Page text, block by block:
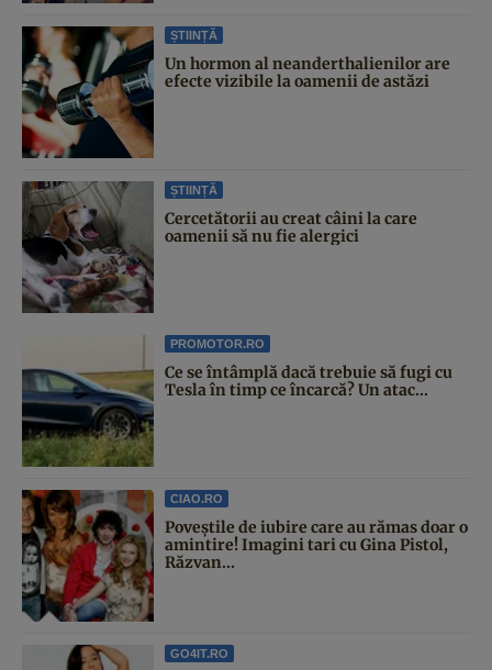
ȘTIINȚĂ
Un hormon al neanderthalienilor are
efecte vizibile la oamenii de astăzi
ȘTIINȚĂ
Cercetătorii au creat câini la care
oamenii să nu fie alergici
PROMOTOR.RO
Ce se întâmplă dacă trebuie să fugi cu
Tesla în timp ce încarcă? Un atac...
CIAO.RO
Poveştile de iubire care au rămas doar o
amintire! Imagini tari cu Gina Pistol,
Răzvan...
GO4IT.RO